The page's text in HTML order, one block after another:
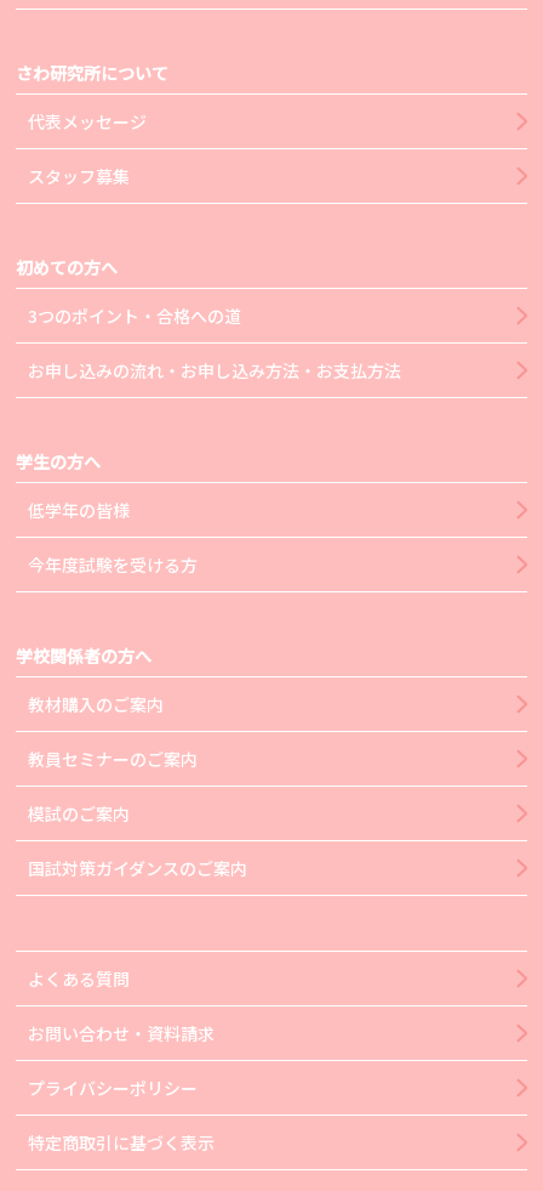
さわ研究所について
代表メッセージ
スタッフ募集
初めての方へ
3つのポイント・合格への道
お申し込みの流れ・お申し込み方法・お支払方法
学生の方へ
低学年の皆様
今年度試験を受ける方
学校関係者の方へ
教材購入のご案内
教員セミナーのご案内
模試のご案内
国試対策ガイダンスのご案内
よくある質問
お問い合わせ・資料請求
プライバシーポリシー
特定商取引に基づく表示